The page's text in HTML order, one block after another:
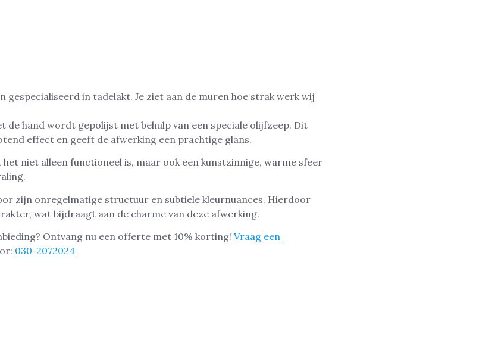
de hand wordt gepolijst met behulp van een speciale olijfzeep. Dit
effect en geeft de afwerking een prachtige glans.
niet alleen functioneel is, maar ook een kunstzinnige, warme sfeer
zijn onregelmatige structuur en subtiele kleurnuances. Hierdoor
wat bijdraagt aan de charme van deze afwerking.
Ontvang nu een offerte met 10% korting! Vraag een
030-2072024